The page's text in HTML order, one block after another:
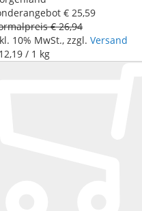
€ 25,59
€ 26,94
10% MwSt., zzgl. Versand
,19 / 1 kg